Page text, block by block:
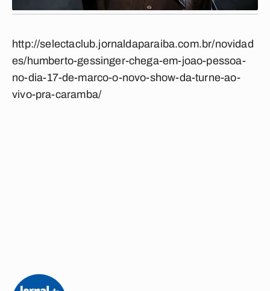
http://selectaclub.jornaldaparaiba.com.br/novidad
es/humberto-gessinger-chega-em-joao-pessoa-
no-dia-17-de-marco-o-novo-show-da-turne-ao-
vivo-pra-caramba/